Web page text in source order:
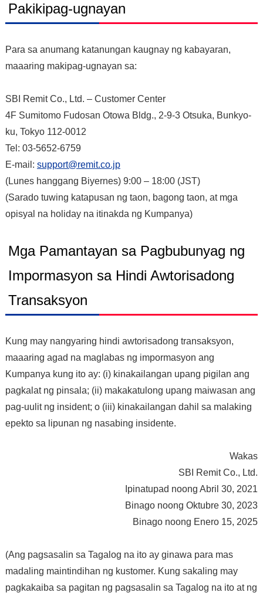
Pakikipag-ugnayan
Para sa anumang katanungan kaugnay ng kabayaran,
maaaring makipag-ugnayan sa:
SBI Remit Co., Ltd. – Customer Center
4F Sumitomo Fudosan Otowa Bldg., 2-9-3 Otsuka, Bunkyo-
ku, Tokyo 112-0012
Tel: 03-5652-6759
E-mail: support@remit.co.jp
(Lunes hanggang Biyernes) 9:00 – 18:00 (JST)
(Sarado tuwing katapusan ng taon, bagong taon, at mga
opisyal na holiday na itinakda ng Kumpanya)
Mga Pamantayan sa Pagbubunyag ng
Impormasyon sa Hindi Awtorisadong
Transaksyon
Kung may nangyaring hindi awtorisadong transaksyon,
maaaring agad na maglabas ng impormasyon ang
Kumpanya kung ito ay: (i) kinakailangan upang pigilan ang
pagkalat ng pinsala; (ii) makakatulong upang maiwasan ang
pag-uulit ng insident; o (iii) kinakailangan dahil sa malaking
epekto sa lipunan ng nasabing insidente.
Wakas
SBI Remit Co., Ltd.
Ipinatupad noong Abril 30, 2021
Binago noong Oktubre 30, 2023
Binago noong Enero 15, 2025
(Ang pagsasalin sa Tagalog na ito ay ginawa para mas
madaling maintindihan ng kustomer. Kung sakaling may
pagkakaiba sa pagitan ng pagsasalin sa Tagalog na ito at ng